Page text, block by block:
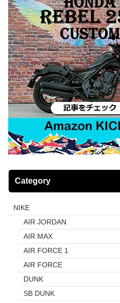
Category
NIKE
AIR JORDAN
AIR MAX
AIR FORCE 1
AIR FORCE
DUNK
SB DUNK